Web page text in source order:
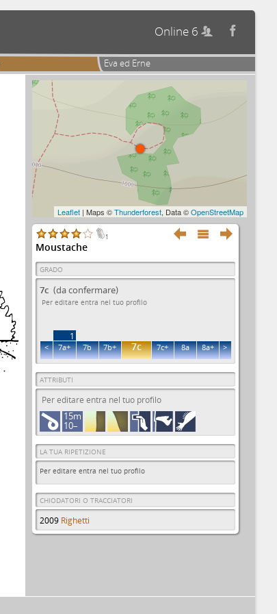
Online 6 
Eva ed Erne
Leaflet | Maps ©Thunderforest, Data ©OpenStreetMap
  
1
Moustache
GRADO
7c (da confermare)
Per editare entra nel tuo profilo
1
< 7a+ 7b 7b+ 7c 7c+ 8a 8a+ >
ATTRIBUTI
Per editare entra nel tuo profilo
15m
10–
LA TUA RIPETIZIONE
Per editare entra nel tuo profilo
CHIODATORI O TRACCIATORI
2009 Righetti